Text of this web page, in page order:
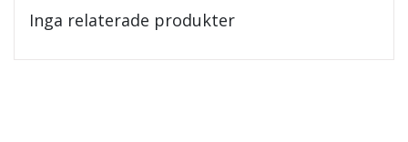
Inga relaterade produkter